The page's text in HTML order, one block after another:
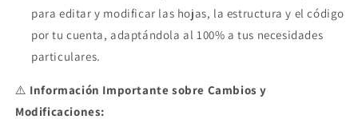
para editar y modificar las hojas, la estructura y el código
por tu cuenta, adaptándola al 100% a tus necesidades
particulares.
⚠️ Información Importante sobre Cambios y
Modificaciones: